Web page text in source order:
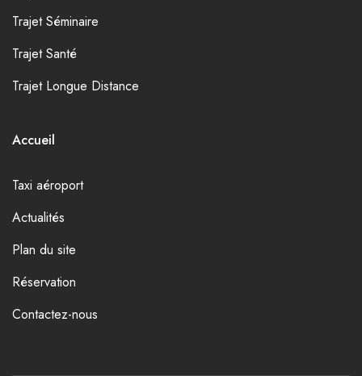
Trajet Séminaire
Trajet Santé
Trajet Longue Distance
Accueil
Taxi aéroport
Actualités
Plan du site
Réservation
Contactez-nous